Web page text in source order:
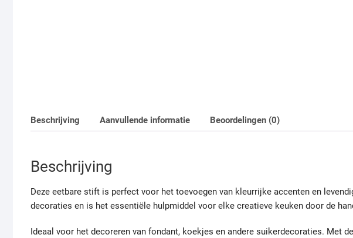
Beschrijving Aanvullende informatie Beoordelingen (0)
Beschrijving
Deze eetbare stift is perfect voor het toevoegen van kleurrijke accenten en
decoraties en is het essentiële hulpmiddel voor elke creatieve keuken door de
Ideaal voor het decoreren van fondant, koekjes en andere suikerdecoraties. Met